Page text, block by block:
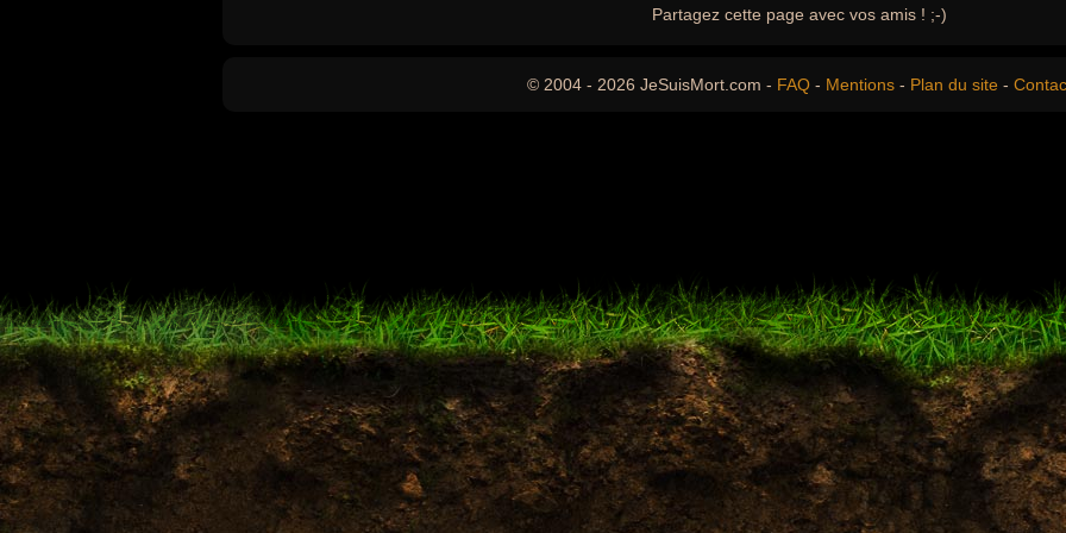
Partagez cette page avec vos amis ! ;-)
© 2004 - 2026 JeSuisMort.com - FAQ - Mentions - Plan du site -